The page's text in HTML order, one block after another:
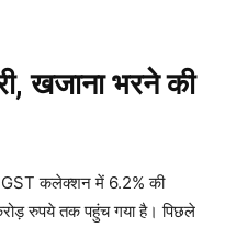
खजाना भरने की
कलेक्शन में 6.2% की
रुपये तक पहुंच गया है। पिछले